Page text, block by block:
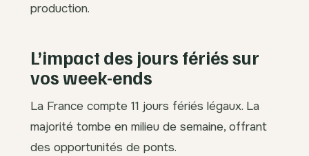
production.
L’impact des jours fériés sur
vos week-ends
La France compte 11 jours fériés légaux. La
majorité tombe en milieu de semaine, offrant
des opportunités de ponts.